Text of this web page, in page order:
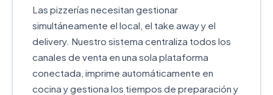
Las pizzerías necesitan gestionar
simultáneamente el local, el take away y el
delivery. Nuestro sistema centraliza todos los
canales de venta en una sola plataforma
conectada, imprime automáticamente en
cocina y gestiona los tiempos de preparación y